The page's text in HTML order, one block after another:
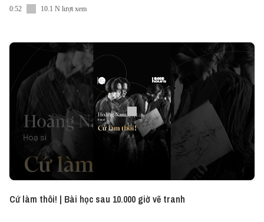
0:52 10.1 N lượt xem
Cứ làm thôi! | Bài học sau 10.000 giờ vẽ tranh